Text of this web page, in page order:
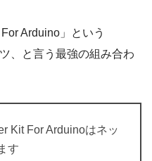
Arduino」という
、と言う最強の組み合わ
Kit For Arduinoはネッ
す